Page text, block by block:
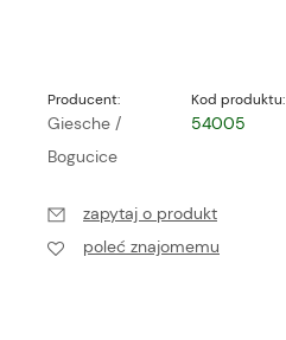
Producent:
Giesche /
Bogucice
Kod produktu:
54005
zapytaj o produkt
poleć znajomemu